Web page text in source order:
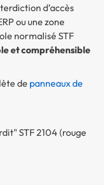
d’accès
ou une zone
normalisé STF
et compréhensible
de panneaux de
STF 2104 (rouge